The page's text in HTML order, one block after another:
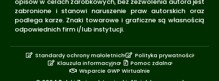
zabronione i stanowi naruszenie praw autorskich oraz
podlega karze. Znaki towarowe i graficzne są własnością
odpowiednich firm i/lub instytucji.
Standardy ochrony małoletnich
Polityka prywatności
Klauzula informacyjna
Pomoc zdalna
Wsparcie GWP Wirtualnie